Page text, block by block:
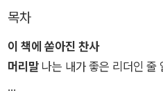
석학들의 극찬을 받았고, 국내 출
비롯하여 Meta·LG화학 등 현직
제작이다.
저자는 아무리 뛰어난 인재이더
목차
이 책에 쏟아진 찬사
머리말 나는 내가 좋은 리더인 줄